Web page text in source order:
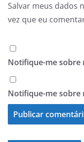
Salvar meus dados
vez que eu
Notifique-me sobre
Notifique-me sobre